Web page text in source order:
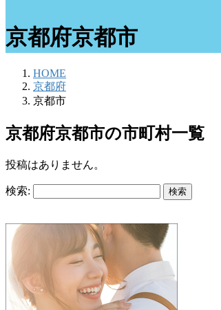
京都府京都市
HOME
京都府
京都市
京都府京都市の市町村一覧
投稿はありません。
検索: